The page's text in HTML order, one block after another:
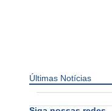
Últimas Notícias